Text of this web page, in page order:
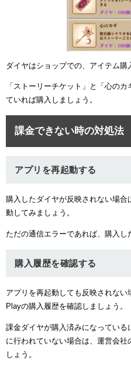
ダイヤはショップでの、アイテム購
「ストーリーチケット」と「心の
ていれば購入しましょう。
課金できない時の対処法
アプリを再起動する
購入したダイヤが反映されない場
動してみましょう。
ただの通信エラーであれば、購入し
購入履歴を確認する
アプリを再起動しても反映されな
Playの購入履歴を確認しましょう。
課金ダイヤが購入済みになってい
に行われていない場合は、運営会
しょう。